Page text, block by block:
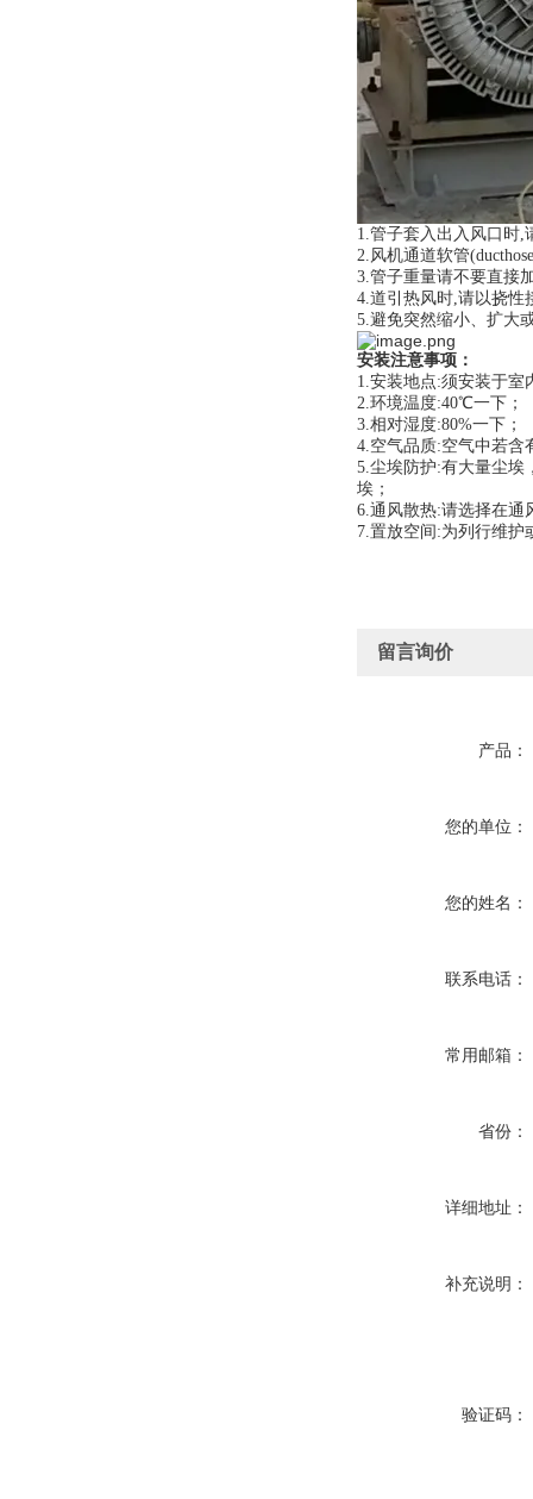
1.管子套入出入风口时,
2.风机通道软管
3.管子重量请不要直接
4.道引热风时,请以挠性
5.避免突然缩小、扩大
安装注意事项：
1.安装地点:须安装于室
2.环境温度:40℃一下；
3.相对湿度:80%一下；
4.空气品质:空气中若含
5.尘埃防护:有大量尘埃
埃；
6.通风散热:请选择在通
7.置放空间:为列行维护
留言询价
产品：
您的单位：
您的姓名：
联系电话：
常用邮箱：
省份：
详细地址：
补充说明：
验证码：